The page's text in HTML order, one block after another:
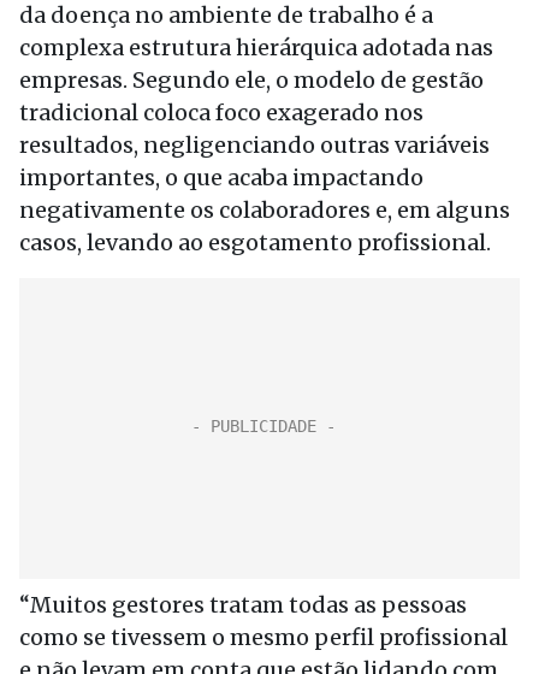
da doença no ambiente de trabalho é a
complexa estrutura hierárquica adotada nas
empresas. Segundo ele, o modelo de gestão
tradicional coloca foco exagerado nos
resultados, negligenciando outras variáveis
importantes, o que acaba impactando
negativamente os colaboradores e, em alguns
casos, levando ao esgotamento profissional.
“Muitos gestores tratam todas as pessoas
como se tivessem o mesmo perfil profissional